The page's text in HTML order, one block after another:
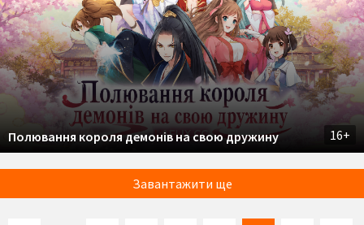
16+
Полювання короля демонів на свою дружину
Завантажити ще